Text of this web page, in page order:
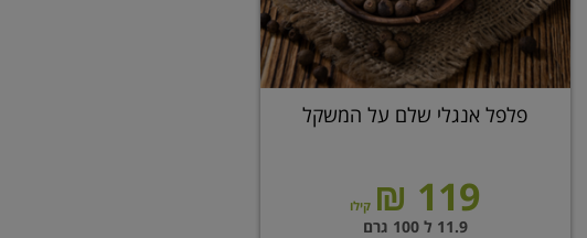
פלפל אנגלי שלם על המשקל
119 ₪ קילו
11.9 ל 100 גרם